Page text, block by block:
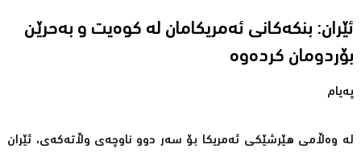
ئێران: بنكەكانی ئەمریكامان لە كوەیت و بەحرێن
بۆردومان كردەوە
پەیام
لە وەڵامی هێرشێكی ئەمریكا بۆ سەر دوو ناوچەی وڵاتەكەی، ئێران